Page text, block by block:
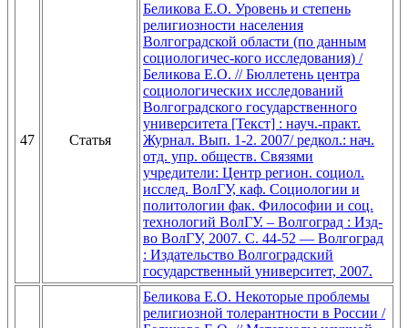
47 Статья
Беликова Е.О. Уровень и степень
религиозности населения
Волгоградской области (по данным
социологичес-кого исследования) /
Беликова Е.О. // Бюллетень центра
социологических исследований
Волгоградского государственного
университета [Текст] : науч.-практ.
Журнал. Вып. 1-2. 2007/ редкол.: нач.
отд. упр. обществ. Связями
учредители: Центр регион. социол.
исслед. ВолГУ, каф. Социологии и
политологии фак. Философии и соц.
технологий ВолГУ. – Волгоград : Изд-
во ВолГУ, 2007. С. 44-52 — Волгоград
: Издательство Волгоградский
государственный университет, 2007.
Беликова Е.О. Некоторые проблемы
религиозной толерантности в России /